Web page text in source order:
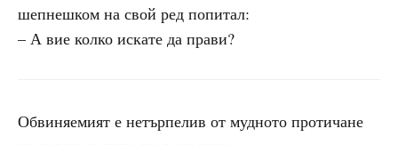
шепнешком на свой ред попитал:
– А вие колко искате да прави?
Обвиняемият е нетърпелив от мудното протичане